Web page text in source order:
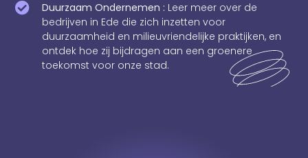
Duurzaam Ondernemen : Leer meer over de
bedrijven in Ede die zich inzetten voor
duurzaamheid en milieuvriendelijke praktijken, en
ontdek hoe zij bijdragen aan een groenere
toekomst voor onze stad.